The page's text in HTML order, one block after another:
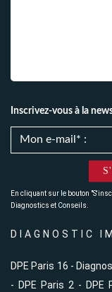
Inscrivez-vous à la
En cliquant sur le bouton
Diagnostics et Conseils.
DIAGNOSTIC
DPE Paris 16 -
- DPE Paris 2 - DPE